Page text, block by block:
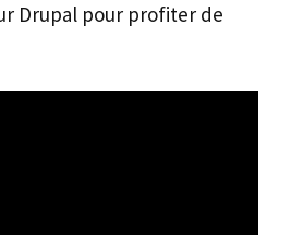
Drupal pour profiter de